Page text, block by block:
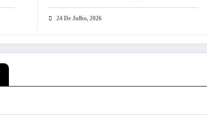
e quatro anos de garantia
24 De Julho, 2026